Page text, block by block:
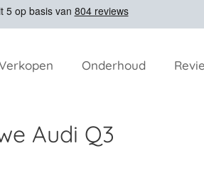
Onderhoud
Audi Q3